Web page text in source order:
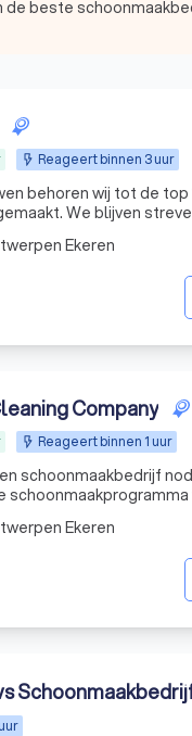
beste
Reageert binnen 3 uur
behoren wij tot de
We blijven
Ekeren
Company
Reageert binnen 1 uur
schoonmaakbedrijf
Ekeren